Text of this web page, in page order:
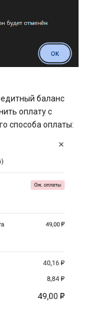
баланс
оплату с
способа оплаты: